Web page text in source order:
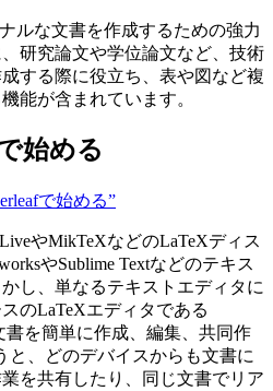
ルな文書を作成するための強力
研究論文や学位論文など、技術
する際に役立ち、表や図など複
能が含まれています。
始める
で始める”
やMikTeXなどのLaTeXディス
やSublime Textなどのテキス
し、単なるテキストエディタに
のLaTeXエディタである
書を簡単に作成、編集、共同作
と、どのデバイスからも文書に
を共有したり、同じ文書でリア